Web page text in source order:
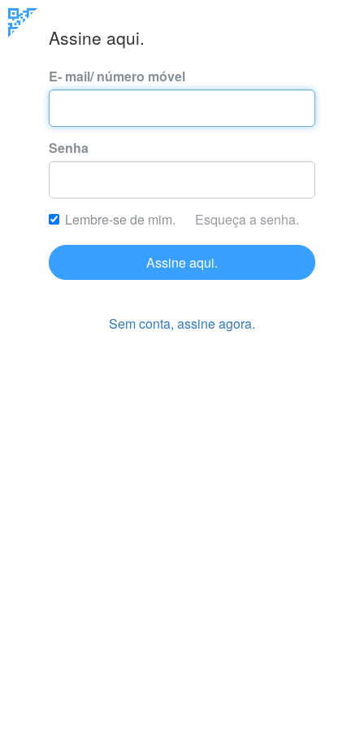
Assine aqui.
E- mail/ número móvel
Senha
Lembre-se de mim. Esqueça a senha.
Assine aqui.
Sem conta, assine agora.